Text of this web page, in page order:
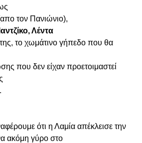
τον Πανιώνιο),
Λέντα
το χωμάτινο γήπεδο που θα
που δεν είχαν προετοιμαστεί
ότι η Λαμία απέκλεισε την
ακόμη γύρο στο